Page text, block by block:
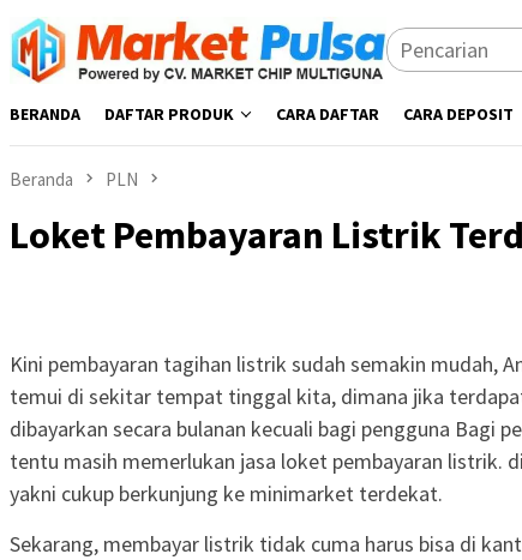
Loncat
konten
BERANDA DAFTAR PRODUK CARA DAFTAR CARA DEPOSIT
Beranda PLN
Loket Pembayaran Listrik
Kini pembayaran tagihan listrik sudah semakin mudah,
temui di sekitar tempat tinggal kita, dimana jika
dibayarkan secara bulanan kecuali bagi pengguna Bagi
tentu masih memerlukan jasa loket pembayaran listrik.
yakni cukup berkunjung ke minimarket terdekat.
Sekarang, membayar listrik tidak cuma harus bisa di